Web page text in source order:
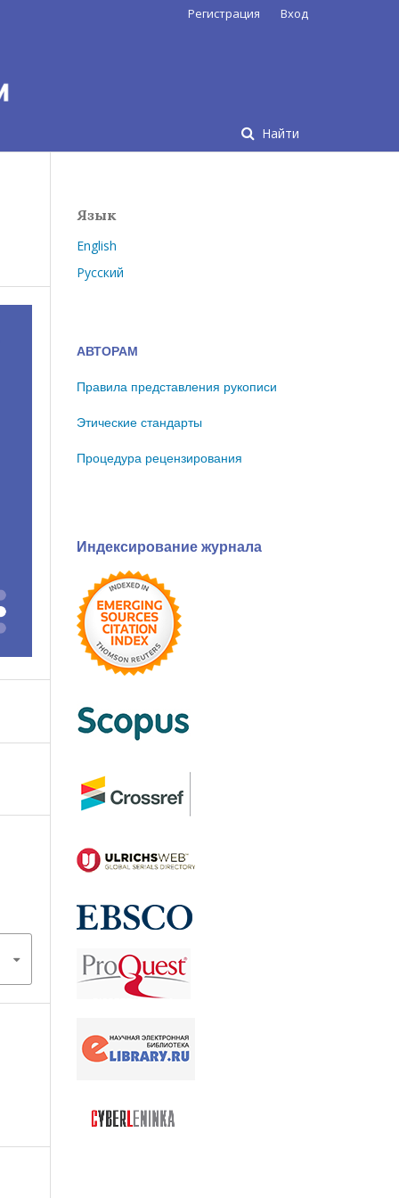
Найти
Регистрация Вход
Язык
English
Русский
АВТОРАМ
Правила представления рукописи
Этические стандарты
Процедура рецензирования
Индексирование журнала